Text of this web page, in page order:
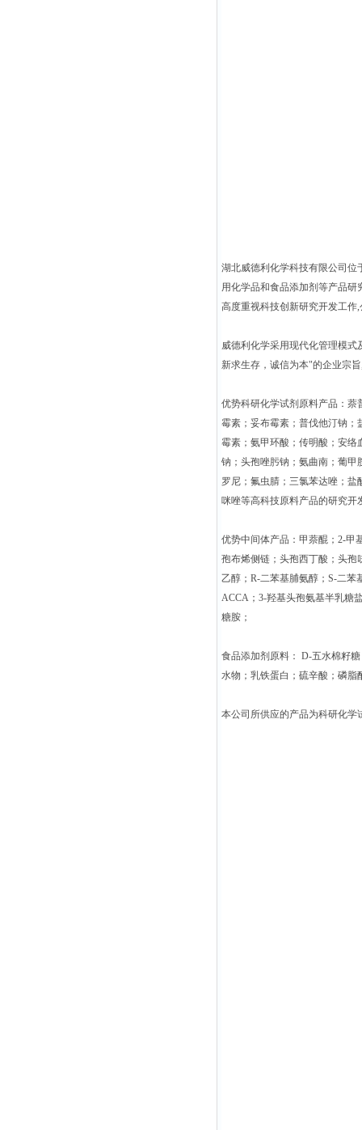
湖北威德利化学科技有限公司位
用化学品和食品添加剂等产品
高度重视科技创新研究开发工作
威德利化学采用现代化管理模
新求生存，诚信为本"的企业宗
优势科研化学试剂原料产品：萘
霉素；妥布霉素；普伐他汀钠；
霉素；氨甲环酸；传明酸；安络
钠；头孢唑肟钠；氨曲南；葡甲
罗尼；氟虫腈；三氯苯达唑；
咪唑等高科技原料产品的研究开
优势中间体产品：甲萘醌；2-甲
孢布烯侧链；头孢西丁酸；头
乙醇；R-二苯基脯氨醇；S-二苯
ACCA；3-羟基头孢氨基半乳糖
糖胺；
食品添加剂原料： D-五水棉籽
水物；乳铁蛋白；硫辛酸；磷
本公司所供应的产品为科研化学